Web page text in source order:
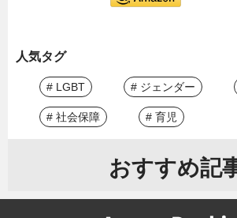
人気タグ
# LGBT # ジェンダー
# 社会保障 # 育児
おすすめ記